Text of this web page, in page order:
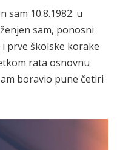
sam 10.8.1982. u
sam, ponosni
prve školske korake
rata osnovnu
boravio pune četiri